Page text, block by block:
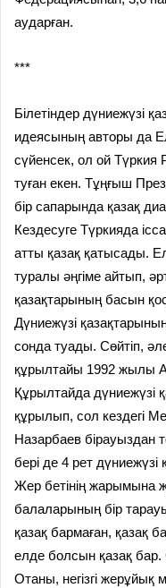
аударған.
***
Білетіндер дүниежүзі
идеясының авторы да
сүйенсек, ол ой Түркия
туған екен. Тұңғыш
бір сапарында қазақ
Кездесуге Түркияда
атты қазақ қатысады.
туралы әңгіме айтып,
қазақтарының басын
Дүниежүзі
сонда туады. Сөйтіп,
құрылтайы 1992 жылы
Құрылтайда дүниежүзі
құрылып, сол кездегі
Назарбаев бірауыздан
бері де 4 рет дүниежүзі
Жер бетінің жарымына
балаларының бір
қазақ бармаған, қазақ
елде болсын қазақ
Отаны, негізгі жерұйық